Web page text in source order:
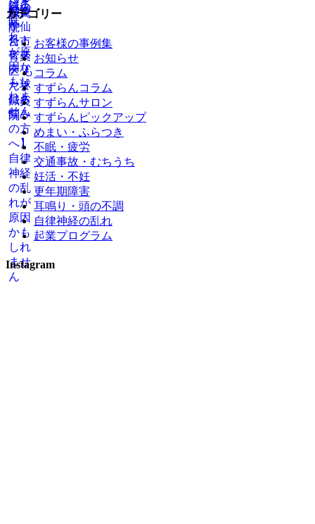
カテゴリー
お客様の事例集
お知らせ
コラム
すずらんコラム
すずらんサロン
すずらんピックアップ
めまい・ふらつき
不眠・疲労
交通事故・むちうち
妊活・不妊
更年期障害
耳鳴り・頭の不調
自律神経の乱れ
起業プログラム
Instagram